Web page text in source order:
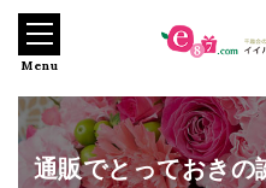
Menu
通販でとっておきの